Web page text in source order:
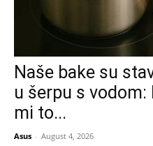
Naše bake su
u šerpu s vodom:
mi to...
Asus - August 4, 2026